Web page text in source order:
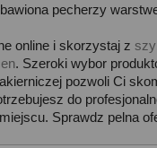
pecherzy
online i skorzystaj z
. Szeroki wybor
pozwoli Ci
do
Sprawdz pelna